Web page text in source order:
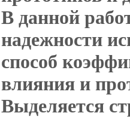
В данной
надежности
способ
влияния и
Выделяется